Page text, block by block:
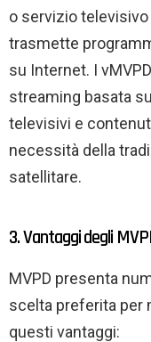
o servizio
trasmette
su Internet. I
streaming basata
televisivi e
necessità della
satellitare.
3. Vantaggi degli
MVPD presenta
scelta preferita per
questi vantaggi: